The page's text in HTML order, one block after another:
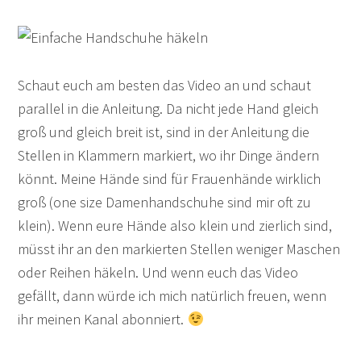
Schaut euch am besten das Video an und schaut
parallel in die Anleitung. Da nicht jede Hand gleich
groß und gleich breit ist, sind in der Anleitung die
Stellen in Klammern markiert, wo ihr Dinge ändern
könnt. Meine Hände sind für Frauenhände wirklich
groß (one size Damenhandschuhe sind mir oft zu
klein). Wenn eure Hände also klein und zierlich sind,
müsst ihr an den markierten Stellen weniger Maschen
oder Reihen häkeln. Und wenn euch das Video
gefällt, dann würde ich mich natürlich freuen, wenn
ihr meinen Kanal abonniert.